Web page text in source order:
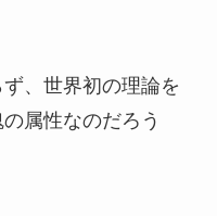
、世界初の理論を
属性なのだろう